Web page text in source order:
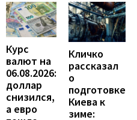
Курс
валют на
06.08.2026:
доллар
снизился,
а евро
Кличко
рассказал
о
подготовке
Киева к
зиме: